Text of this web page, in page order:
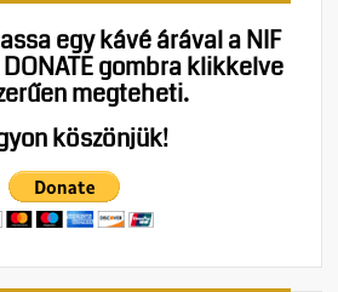
egy kávé árával a NIF
gombra klikkelve
megteheti.
köszönjük!